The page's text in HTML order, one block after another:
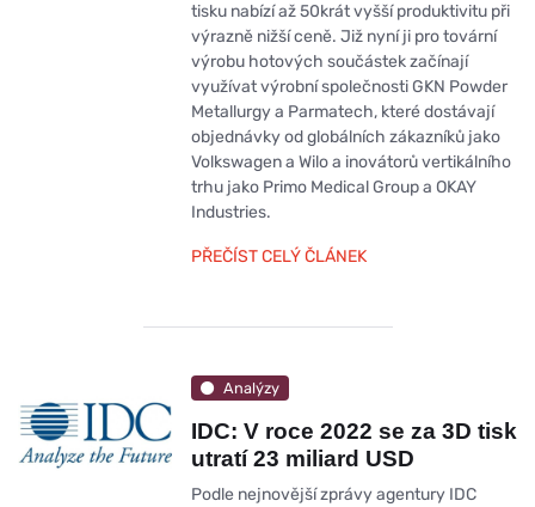
tisku nabízí až 50krát vyšší produktivitu při
výrazně nižší ceně. Již nyní ji pro tovární
výrobu hotových součástek začínají
využívat výrobní společnosti GKN Powder
Metallurgy a Parmatech, které dostávají
objednávky od globálních zákazníků jako
Volkswagen a Wilo a inovátorů vertikálního
trhu jako Primo Medical Group a OKAY
Industries.
PŘEČÍST CELÝ ČLÁNEK
Analýzy
IDC: V roce 2022 se za 3D tisk
utratí 23 miliard USD
Podle nejnovější zprávy agentury IDC